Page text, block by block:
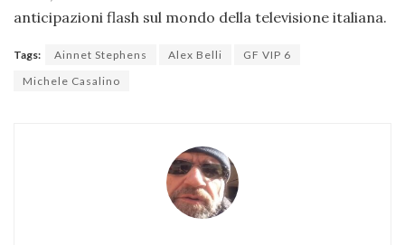
anticipazioni flash sul mondo della televisione italiana.
Tags: Ainnet Stephens Alex Belli
GF VIP 6
Michele Casalino